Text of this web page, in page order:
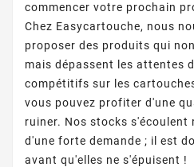
commencer votre prochain
Chez Easycartouche, nous
proposer des produits qui
mais dépassent les attentes
compétitifs sur les
vous pouvez profiter d'une
ruiner. Nos stocks s'écoulent
d'une forte demande ; il est
avant qu'elles ne s'épuisent !